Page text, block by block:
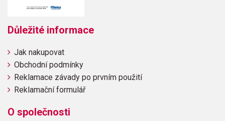
Důležité informace
Jak nakupovat
Obchodní podmínky
Reklamace závady po prvním použití
Reklamační formulář
O společnosti